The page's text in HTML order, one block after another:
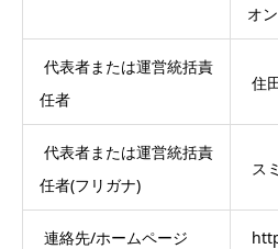
オ
代表者または運営統括責
任者
住
代表者または運営統括責
任者(フリガナ)
ス
連絡先/ホームページ